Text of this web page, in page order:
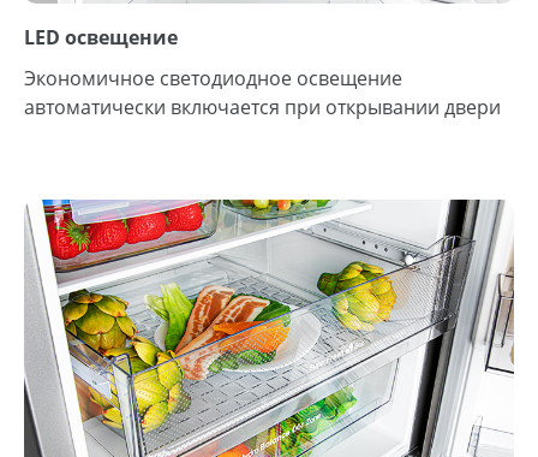
LED освещение
Экономичное светодиодное освещение
автоматически включается при открывании двери